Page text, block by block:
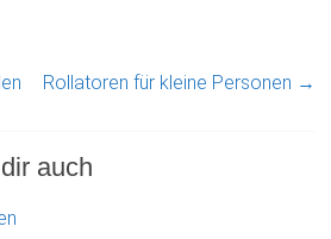
Rollatoren für kleine Personen →
auch